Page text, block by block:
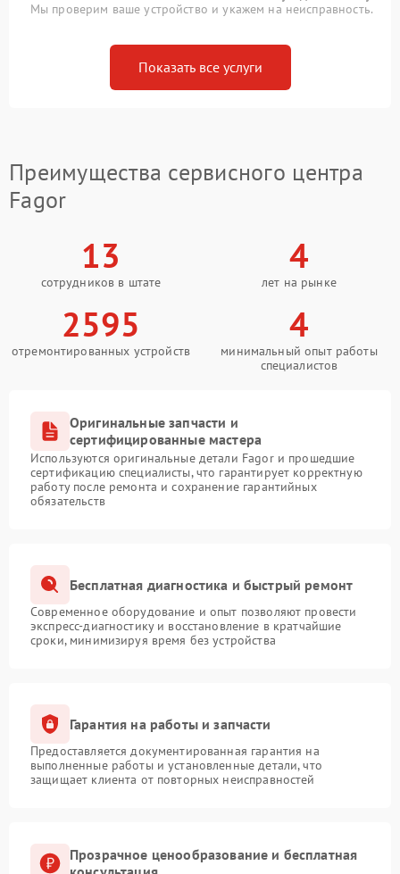
Мы проверим ваше устройство и укажем на неисправность.
Показать все услуги
Преимущества сервисного центра
Fagor
13
сотрудников в штате
4
лет на рынке
2595
отремонтированных устройств
4
минимальный опыт работы
специалистов
Оригинальные запчасти и
сертифицированные мастера
Используются оригинальные детали Fagor и прошедшие
сертификацию специалисты, что гарантирует корректную
работу после ремонта и сохранение гарантийных
обязательств
Бесплатная диагностика и быстрый ремонт
Современное оборудование и опыт позволяют провести
экспресс-диагностику и восстановление в кратчайшие
сроки, минимизируя время без устройства
Гарантия на работы и запчасти
Предоставляется документированная гарантия на
выполненные работы и установленные детали, что
защищает клиента от повторных неисправностей
Прозрачное ценообразование и бесплатная